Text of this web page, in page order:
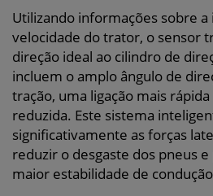
Utilizando informações sobre a
velocidade do trator, o sensor
direção ideal ao cilindro de
incluem o amplo ângulo de
tração, uma ligação mais
reduzida. Este sistema
significativamente as forças
reduzir o desgaste dos pneus
maior estabilidade de